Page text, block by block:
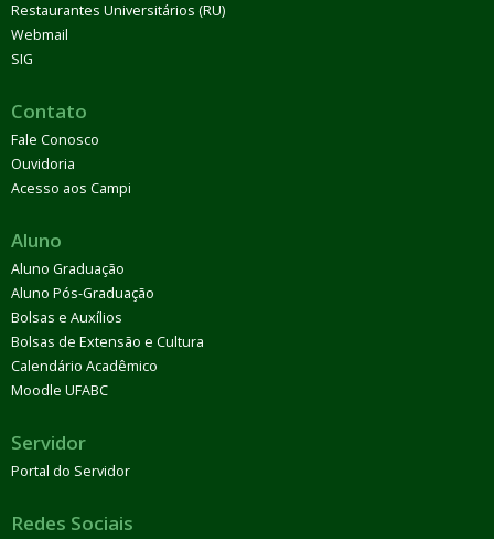
Restaurantes Universitários (RU)
Webmail
SIG
Contato
Fale Conosco
Ouvidoria
Acesso aos Campi
Aluno
Aluno Graduação
Aluno Pós-Graduação
Bolsas e Auxílios
Bolsas de Extensão e Cultura
Calendário Acadêmico
Moodle UFABC
Servidor
Portal do Servidor
Redes Sociais